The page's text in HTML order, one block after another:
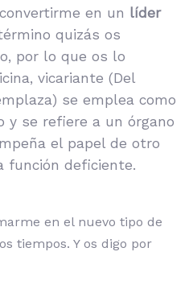
en un líder
quizás os
por lo que os lo
vicariante (Del
se emplea como
se refiere a un órgano
el papel de otro
función deficiente.
en el nuevo tipo de
tiempos. Y os digo por